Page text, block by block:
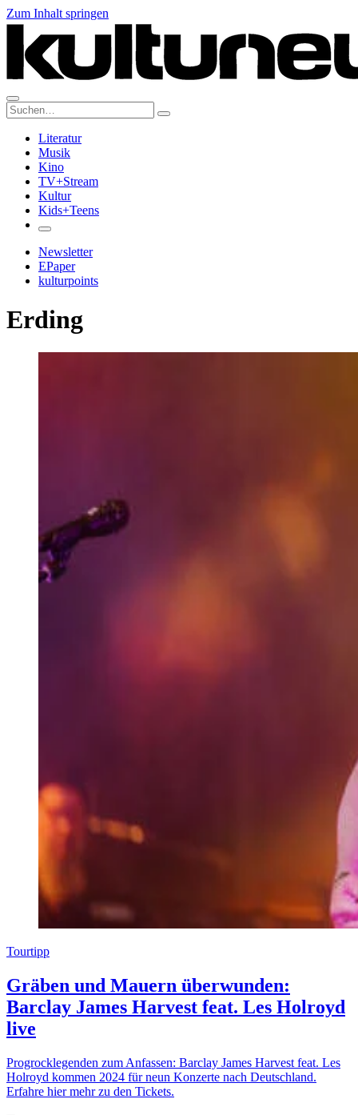
Zum Inhalt springen
Suche:
Literatur
Musik
Kino
TV+Stream
Kultur
Kids+Teens
Newsletter
EPaper
kulturpoints
Erding
Tourtipp
Gräben und Mauern überwunden:
Barclay James Harvest feat. Les Holroyd
live
Progrocklegenden zum Anfassen: Barclay James Harvest feat. Les
Holroyd kommen 2024 für neun Konzerte nach Deutschland.
Erfahre hier mehr zu den Tickets.